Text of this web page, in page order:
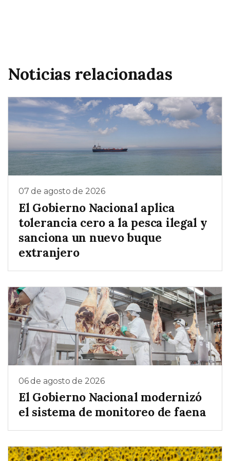
Noticias relacionadas
07 de agosto de 2026
El Gobierno Nacional aplica
tolerancia cero a la pesca ilegal y
sanciona un nuevo buque
extranjero
06 de agosto de 2026
El Gobierno Nacional modernizó
el sistema de monitoreo de faena